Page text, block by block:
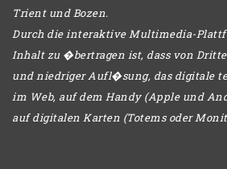
Trient und Bozen.
Durch die interaktive Multimedia-
Inhalt zu �bertragen ist, dass von
und niedriger Aufl�sung, das digitale
im Web, auf dem Handy (Apple und
auf digitalen Karten (Totems oder